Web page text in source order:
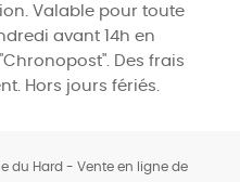
Valable pour toute
avant 14h en
Des frais
Hors jours fériés.
du Hard - Vente en ligne de